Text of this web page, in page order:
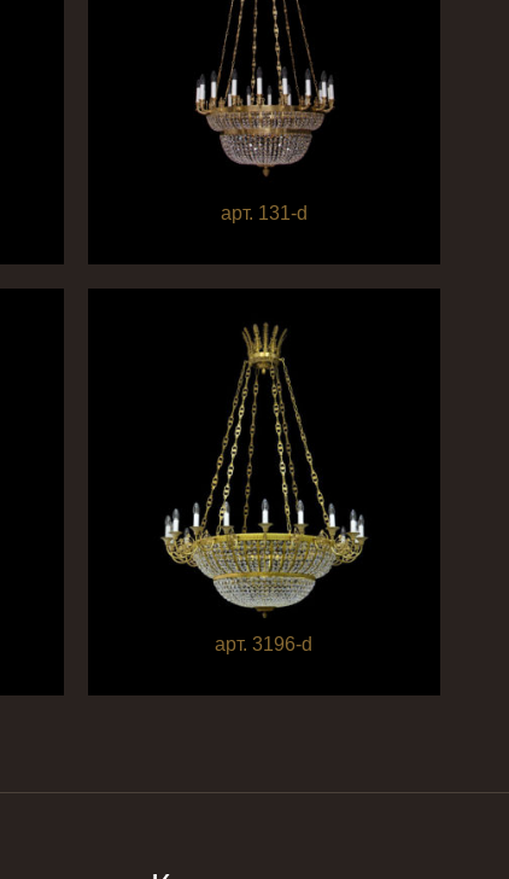
арт. 131-d
арт. 3196-d